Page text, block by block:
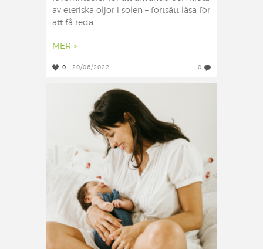
av eteriska oljor i solen – fortsätt läsa för
att få reda ...
MER »
0 20/06/2022 0